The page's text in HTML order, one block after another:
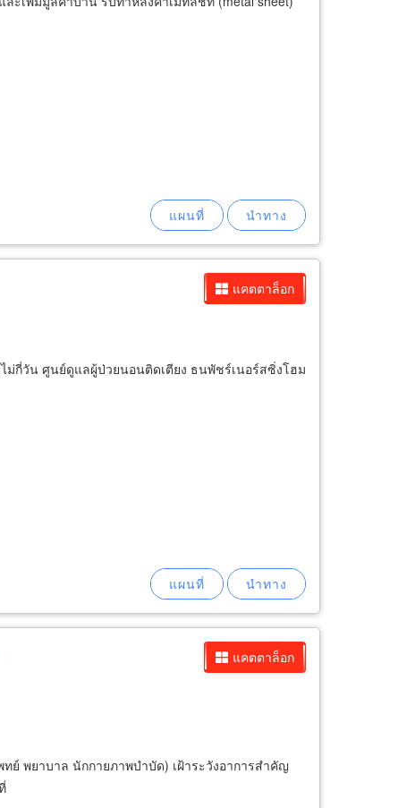
แคตตาล็อก
ม่กี่วัน ศูนย์ดูแลผู้ป่วยนอนติดเตียง ธนพัชร์เนอร์สซิ่งโฮม
แคตตาล็อก
พยาบาล นักกายภาพบำบัด) เฝ้าระวังอาการสำคัญ